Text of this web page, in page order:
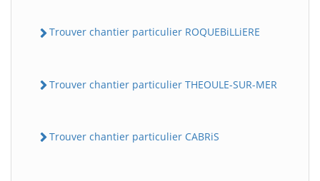
Trouver chantier particulier ROQUEBiLLiERE
Trouver chantier particulier THEOULE-SUR-MER
Trouver chantier particulier CABRiS